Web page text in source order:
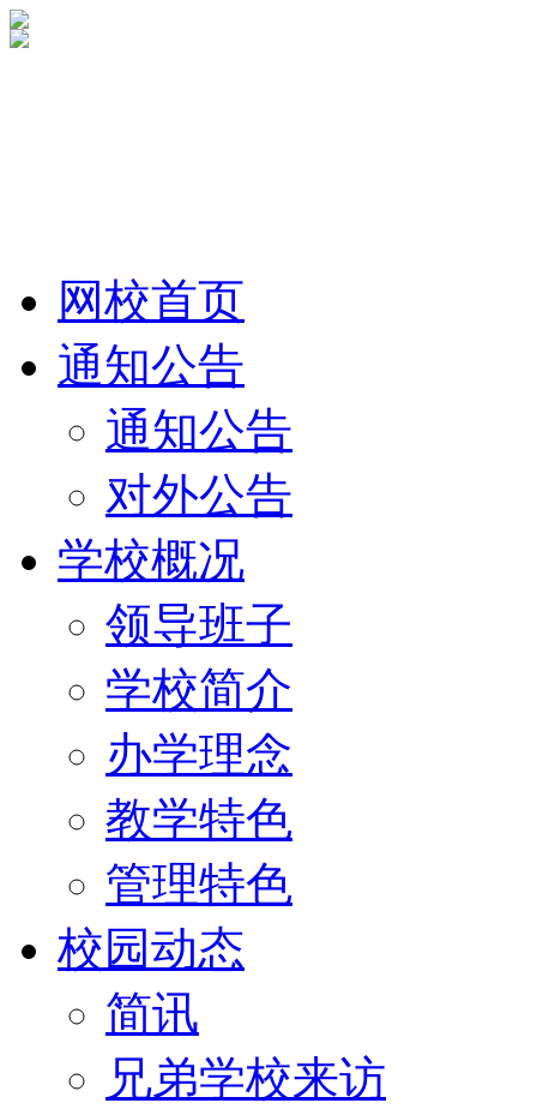
网校首页
通知公告
通知公告
对外公告
学校概况
领导班子
学校简介
办学理念
教学特色
管理特色
校园动态
简讯
兄弟学校来访